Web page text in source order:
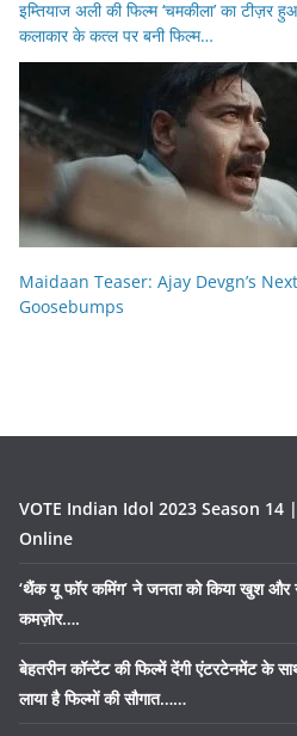
इम्तियाज अली की फिल्म ‘चमकीला’ का टीज़र
कलाकार के कत्ल पर बनी फिल्म…
Maidaan Teaser: Ajay Devgn’s
Goosebumps
VOTE Indian Idol 2023 Season
Online
‘थैंक यू फॉर कमिंग’ ने जनता को किया खुश और
कमज़ोर….
बेहतरीन कॉन्टेंट की फिल्में देंगी एंटरटेनमेंट के
लाया है फिल्मों की सौगात……